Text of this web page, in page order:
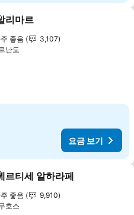
겨찾기에 추가
리마르
좋음
3,107
난도
요금 보기
겨찾기에 추가
르티세 알하라페
좋음
9,910
호스